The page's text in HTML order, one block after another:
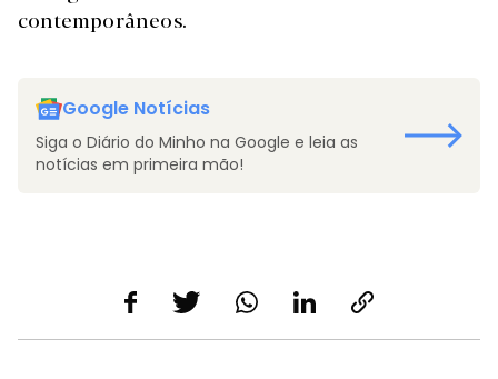
contemporâneos.
Google Notícias
Siga o Diário do Minho na Google e leia as
notícias em primeira mão!